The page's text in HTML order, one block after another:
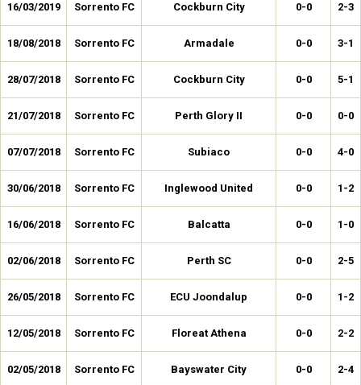
16/03/2019 Sorrento FC Cockburn City 0-0 2-3
18/08/2018 Sorrento FC Armadale 0-0 3-1
28/07/2018 Sorrento FC Cockburn City 0-0 5-1
21/07/2018 Sorrento FC Perth Glory II 0-0 0-0
07/07/2018 Sorrento FC Subiaco 0-0 4-0
30/06/2018 Sorrento FC Inglewood United 0-0 1-2
16/06/2018 Sorrento FC Balcatta 0-0 1-0
02/06/2018 Sorrento FC Perth SC 0-0 2-5
26/05/2018 Sorrento FC ECU Joondalup 0-0 1-2
12/05/2018 Sorrento FC Floreat Athena 0-0 2-2
02/05/2018 Sorrento FC Bayswater City 0-0 2-4